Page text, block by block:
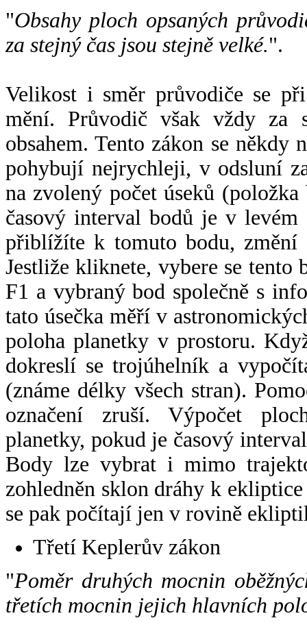
"Obsahy ploch opsaných
za stejný čas jsou stejně velké.".
Velikost i směr průvodiče se
mění. Průvodič však vždy za
obsahem. Tento zákon se někdy
pohybují nejrychleji, v odsluní
na zvolený počet úseků
časový interval bodů je v
přiblížíte k tomuto bodu,
Jestliže kliknete, vybere se tento
F1 a vybraný bod společně s
tato úsečka měří v
poloha planetky v prostoru.
dokreslí se trojúhelník a
(známe délky všech stran).
označení zruší. Výpočet
planetky, pokud je časový
Body lze vybrat i mimo
zohledněn sklon dráhy k
se pak počítají jen v rovině
Třetí Keplerův zákon
"Poměr druhých mocnin
třetích mocnin jejich hlavních